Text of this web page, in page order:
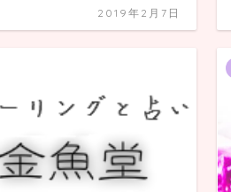
2019年2月7日